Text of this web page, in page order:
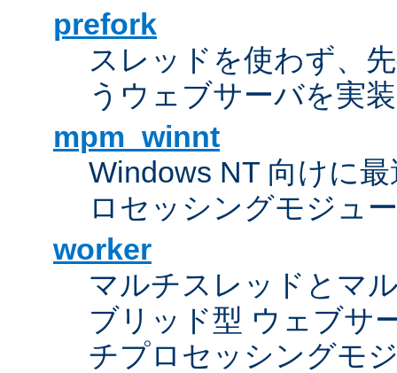
prefork
スレッドを使わず、
うウェブサーバを実装
mpm_winnt
Windows NT 向けに
ロセッシングモジュ
worker
マルチスレッドとマ
ブリッド型 ウェブサ
チプロセッシングモ